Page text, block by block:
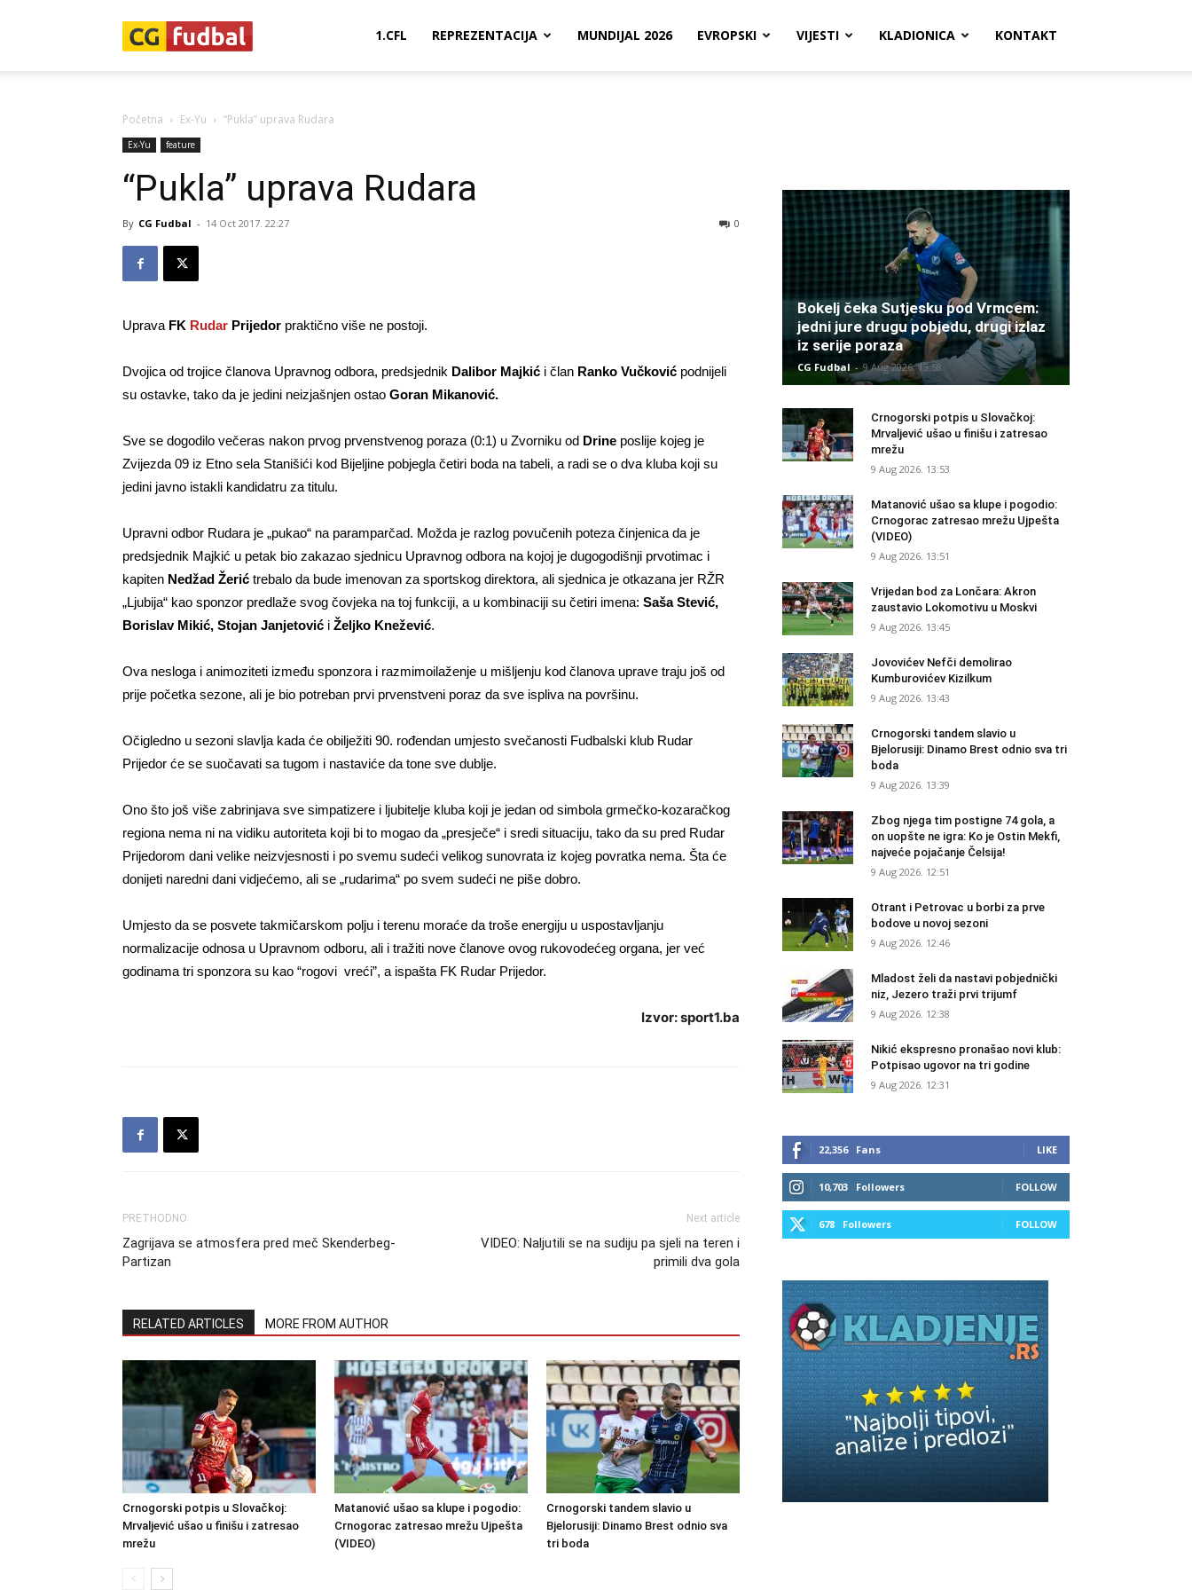
1.CFL REPREZENTACIJA MUNDIJAL 2026 EVROPSKI VIJESTI KLADIONICA KONTAKT
Početna Ex-Yu “Pukla” uprava Rudara
Ex-Yu feature
“Pukla” uprava Rudara
By CG Fudbal - 14 Oct 2017. 22:27 0
Uprava FK Rudar Prijedor praktično više ne postoji.
Dvojica od trojice članova Upravnog odbora, predsjednik Dalibor Majkić i član Ranko Vučković podnijeli
su ostavke, tako da je jedini neizjašnjen ostao Goran Mikanović.
Sve se dogodilo večeras nakon prvog prvenstvenog poraza (0:1) u Zvorniku od Drine poslije kojeg je
Zvijezda 09 iz Etno sela Stanišići kod Bijeljine pobjegla četiri boda na tabeli, a radi se o dva kluba koji su
jedini javno istakli kandidatru za titulu.
Upravni odbor Rudara je „pukao“ na paramparčad. Možda je razlog povučenih poteza činjenica da je
predsjednik Majkić u petak bio zakazao sjednicu Upravnog odbora na kojoj je dugogodišnji prvotimac i
kapiten Nedžad Žerić trebalo da bude imenovan za sportskog direktora, ali sjednica je otkazana jer RŽR
„Ljubija“ kao sponzor predlaže svog čovjeka na toj funkciji, a u kombinaciji su četiri imena: Saša Stević,
Borislav Mikić, Stojan Janjetović i Željko Knežević.
Ova nesloga i animoziteti između sponzora i razmimoilaženje u mišljenju kod članova uprave traju još od
prije početka sezone, ali je bio potreban prvi prvenstveni poraz da sve ispliva na površinu.
Očigledno u sezoni slavlja kada će obilježiti 90. rođendan umjesto svečanosti Fudbalski klub Rudar
Prijedor će se suočavati sa tugom i nastaviće da tone sve dublje.
Ono što još više zabrinjava sve simpatizere i ljubitelje kluba koji je jedan od simbola grmečko-kozaračkog
regiona nema ni na vidiku autoriteta koji bi to mogao da „presječe“ i sredi situaciju, tako da su pred Rudar
Prijedorom dani velike neizvjesnosti i po svemu sudeći velikog sunovrata iz kojeg povratka nema. Šta će
donijeti naredni dani vidjećemo, ali se „rudarima“ po svem sudeći ne piše dobro.
Umjesto da se posvete takmičarskom polju i terenu moraće da troše energiju u uspostavljanju
normalizacije odnosa u Upravnom odboru, ali i tražiti nove članove ovog rukovodećeg organa, jer već
godinama tri sponzora su kao “rogovi vreći”, a ispašta FK Rudar Prijedor.
Izvor: sport1.ba
PRETHODNO
Zagrijava se atmosfera pred meč Skenderbeg-
Partizan
Next article
VIDEO: Naljutili se na sudiju pa sjeli na teren i
primili dva gola
RELATED ARTICLES MORE FROM AUTHOR
Crnogorski potpis u Slovačkoj:
Mrvaljević ušao u finišu i zatresao
mrežu
Matanović ušao sa klupe i pogodio:
Crnogorac zatresao mrežu Ujpešta
(VIDEO)
Crnogorski tandem slavio u
Bjelorusiji: Dinamo Brest odnio sva
tri boda
Bokelj čeka Sutjesku pod Vrmcem:
jedni jure drugu pobjedu, drugi izlaz
iz serije poraza
CG Fudbal - 9 Aug 2026. 13:58
Crnogorski potpis u Slovačkoj:
Mrvaljević ušao u finišu i zatresao
mrežu
9 Aug 2026. 13:53
Matanović ušao sa klupe i pogodio:
Crnogorac zatresao mrežu Ujpešta
(VIDEO)
9 Aug 2026. 13:51
Vrijedan bod za Lončara: Akron
zaustavio Lokomotivu u Moskvi
9 Aug 2026. 13:45
Jovovićev Nefči demolirao
Kumburovićev Kizilkum
9 Aug 2026. 13:43
Crnogorski tandem slavio u
Bjelorusiji: Dinamo Brest odnio sva tri
boda
9 Aug 2026. 13:39
Zbog njega tim postigne 74 gola, a
on uopšte ne igra: Ko je Ostin Mekfi,
najveće pojačanje Čelsija!
9 Aug 2026. 12:51
Otrant i Petrovac u borbi za prve
bodove u novoj sezoni
9 Aug 2026. 12:46
Mladost želi da nastavi pobjednički
niz, Jezero traži prvi trijumf
9 Aug 2026. 12:38
Nikić ekspresno pronašao novi klub:
Potpisao ugovor na tri godine
9 Aug 2026. 12:31
22,356 Fans LIKE
10,703 Followers FOLLOW
678 Followers FOLLOW